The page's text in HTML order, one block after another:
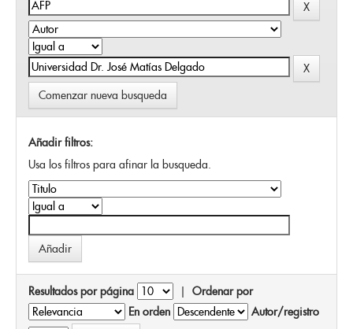
Comenzar nueva busqueda
Añadir filtros:
Usa los filtros para afinar la busqueda.
Resultados por página | Ordenar por
En orden
Autor/registro